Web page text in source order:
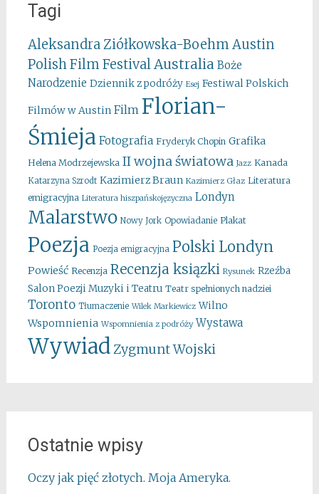
Tagi
Aleksandra Ziółkowska-Boehm Austin
Polish Film FestivalAustralia Boże
Narodzenie Dziennik z podróży Esej Festiwal Polskich
Filmów w Austin Film Florian-
Śmieja Fotografia Fryderyk Chopin Grafika
Helena Modrzejewska II wojna światowa Jazz Kanada
Katarzyna Szrodt Kazimierz Braun Kazimierz Głaz Literatura
emigracyjna Literatura hiszpańskojęzyczna Londyn
Malarstwo Nowy Jork Opowiadanie Plakat
Poezja Poezja emigracyjna Polski Londyn
Powieść Recenzja Recenzja ksiązki Rysunek Rzeźba
Salon Poezji Muzyki i Teatru Teatr spełnionych nadziei
Toronto Tłumaczenie Wilek Markiewicz Wilno
Wspomnienia Wspomnienia z podróży Wystawa
WywiadZygmunt Wojski
Ostatnie wpisy
Oczy jak pięć złotych. Moja Ameryka.